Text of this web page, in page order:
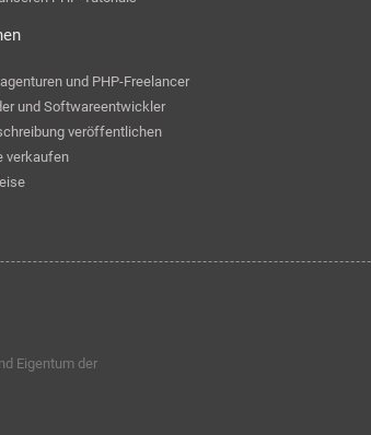
und PHP-Freelancer
und Softwareentwickler
veröffentlichen
verkaufen
Eigentum der